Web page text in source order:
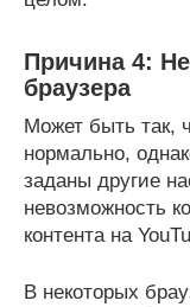
Причина 4:
браузера
Может быть так,
нормально,
заданы другие
невозможность
контента на
В некоторых